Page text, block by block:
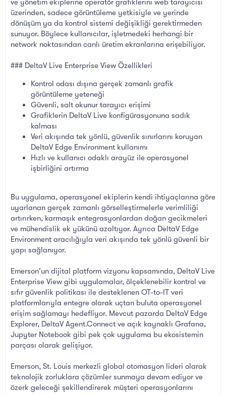
üzerinden, sadece görüntüleme yetkisiyle ve yerinde
dönüşüm ya da kontrol sistemi değişikliği gerektirmeden
sunuyor. Böylece kullanıcılar, işletmedeki herhangi bir
network noktasından canlı üretim ekranlarına erişebiliyor.
### DeltaV Live Enterprise View Özellikleri
Kontrol odası dışına gerçek zamanlı grafik
görüntüleme yeteneği
Güvenli, salt okunur tarayıcı erişimi
Grafiklerin DeltaV Live konfigürasyonuna sadık
kalması
Veri akışında tek yönlü, güvenlik sınırlarını koruyan
DeltaV Edge Environment kullanımı
Hızlı ve kullanıcı odaklı arayüz ile operasyonel
işbirliğini artırma
Bu uygulama, operasyonel ekiplerin kendi ihtiyaçlarına göre
uyarlanan gerçek zamanlı görselleştirmelerle verimliliği
artırırken, karmaşık entegrasyonlardan doğan gecikmeleri
ve mühendislik ek yükünü azaltıyor. Ayrıca DeltaV Edge
Environment aracılığıyla veri akışında tek yönlü güvenli bir
yapı sağlanıyor.
Emerson'un dijital platform vizyonu kapsamında, DeltaV Live
Enterprise View gibi uygulamalar, ölçeklenebilir kontrol ve
sıfır güvenlik politikası ile desteklenen OT-to-IT veri
platformlarıyla entegre olarak uçtan buluta operasyonel
erişim sağlamayı hedefliyor. Mevcut pazarda DeltaV Edge
Explorer, DeltaV Agent.Connect ve açık kaynaklı Grafana,
Jupyter Notebook gibi pek çok uygulama bu ekosistemin
parçası olarak gelişiyor.
Emerson, St. Louis merkezli global otomasyon lideri olarak
teknolojik zorluklara çözümler sunmaya devam ediyor ve
özerk geleceği şekillendirerek müşteri operasyonlarını